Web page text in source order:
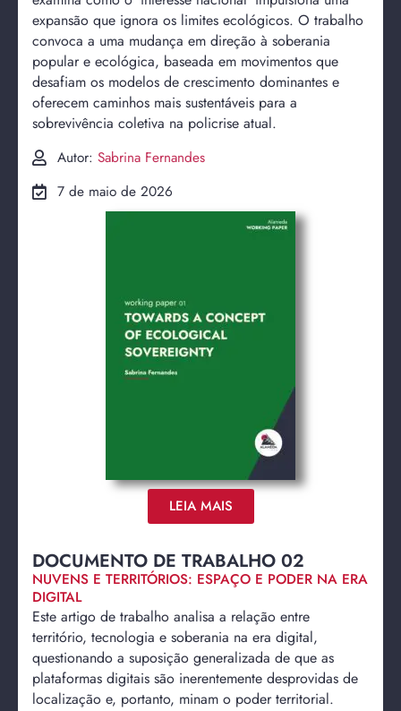
expansão que ignora os limites ecológicos. O trabalho
convoca a uma mudança em direção à soberania
popular e ecológica, baseada em movimentos que
desafiam os modelos de crescimento dominantes e
oferecem caminhos mais sustentáveis para a
sobrevivência coletiva na policrise atual.
Autor: Sabrina Fernandes
7 de maio de 2026
LEIA MAIS
DOCUMENTO DE TRABALHO 02
NUVENS E TERRITÓRIOS: ESPAÇO E PODER NA ERA
DIGITAL
Este artigo de trabalho analisa a relação entre
território, tecnologia e soberania na era digital,
questionando a suposição generalizada de que as
plataformas digitais são inerentemente desprovidas de
localização e, portanto, minam o poder territorial.